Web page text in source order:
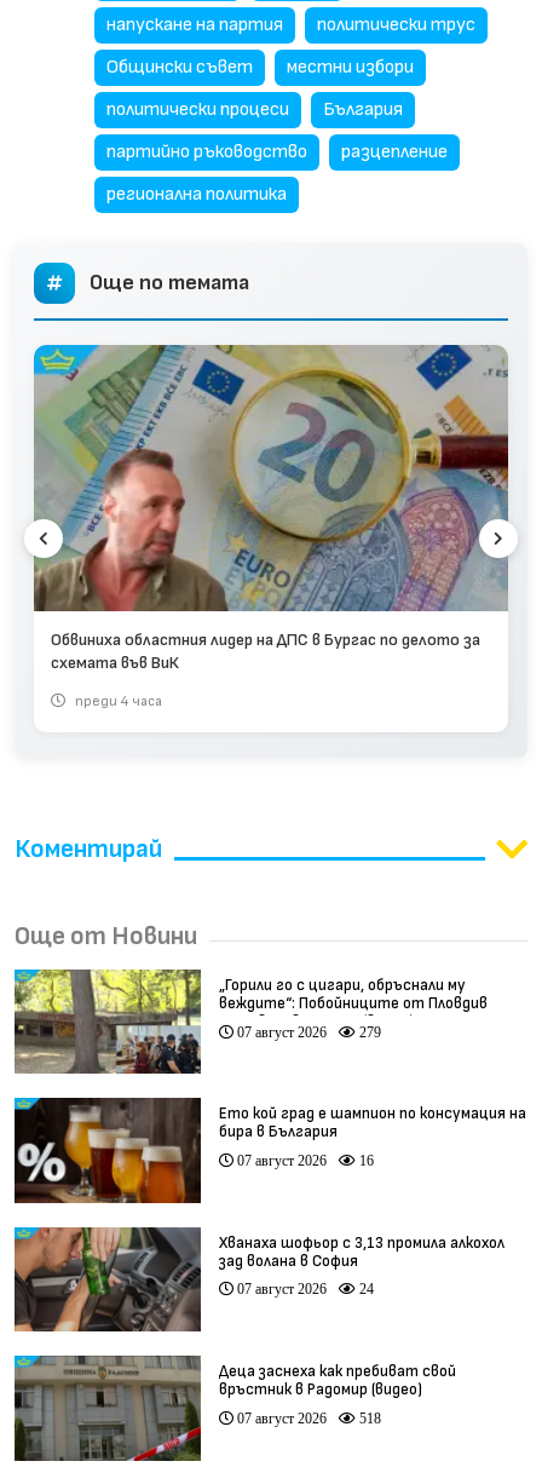
напускане на партия
политически трус
Общински съвет
местни избори
политически процеси
България
партийно ръководство
разцепление
регионална политика
Още по темата
Обвиниха областния лидер на ДПС в Бургас по делото за
схемата във ВиК
преди 4 часа
Коментирай
Още от Новини
„Горили го с цигари, обръснали му
веждите“: Побойниците от Пловдив
остават в ареста (видео)
07 август 2026 279
Ето кой град е шампион по консумация на
бира в България
07 август 2026 16
Хванаха шофьор с 3,13 промила алкохол
зад волана в София
07 август 2026 24
Деца заснеха как пребиват свой
връстник в Радомир (видео)
07 август 2026 518